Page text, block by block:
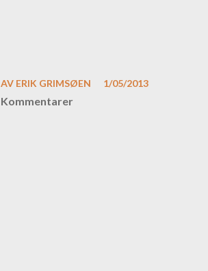
AV ERIK GRIMSØEN 1/05/2013
Kommentarer